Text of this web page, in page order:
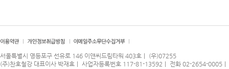
서울특별시 영등포구 선유로 146 이앤씨드림타워 403호｜ (우)07255
(주)찬호철강 대표이사 박재효｜ 사업자등록번호 117-81-13592｜ 전화 02-2654-0005